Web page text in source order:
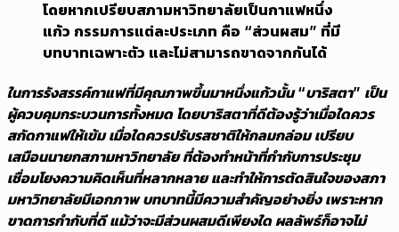
โดยหากเปรียบสภามหาวิทยาลัยเป็นกาแฟหนึ่ง
แก้ว กรรมการแต่ละประเภท คือ “ส่วนผสม” ที่มี
บทบาทเฉพาะตัว และไม่สามารถขาดจากกันได้
ในการรังสรรค์กาแฟที่มีคุณภาพขึ้นมาหนึ่งแก้วนั้น “บาริสตา” เป็น
ผู้ควบคุมกระบวนการทั้งหมด โดยบาริสตาที่ดีต้องรู้ว่าเมื่อใดควร
สกัดกาแฟให้เข้ม เมื่อใดควรปรับรสชาติให้กลมกล่อม เปรียบ
เสมือนนายกสภามหาวิทยาลัย ที่ต้องทำหน้าที่กำกับการประชุม
เชื่อมโยงความคิดเห็นที่หลากหลาย และทำให้การตัดสินใจของสภา
มหาวิทยาลัยมีเอกภาพ บทบาทนี้มีความสำคัญอย่างยิ่ง เพราะหาก
ขาดการกำกับที่ดี แม้ว่าจะมีส่วนผสมดีเพียงใด ผลลัพธ์ก็อาจไม่